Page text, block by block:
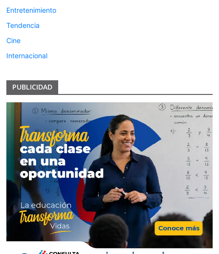
Entretenimiento
Tendencia
Cine
Internacional
PUBLICIDAD